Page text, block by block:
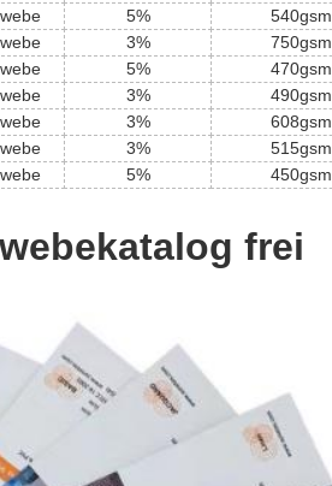
5% 540gsm
3% 750gsm
5% 470gsm
3% 490gsm
3% 608gsm
3% 515gsm
5% 450gsm
frei